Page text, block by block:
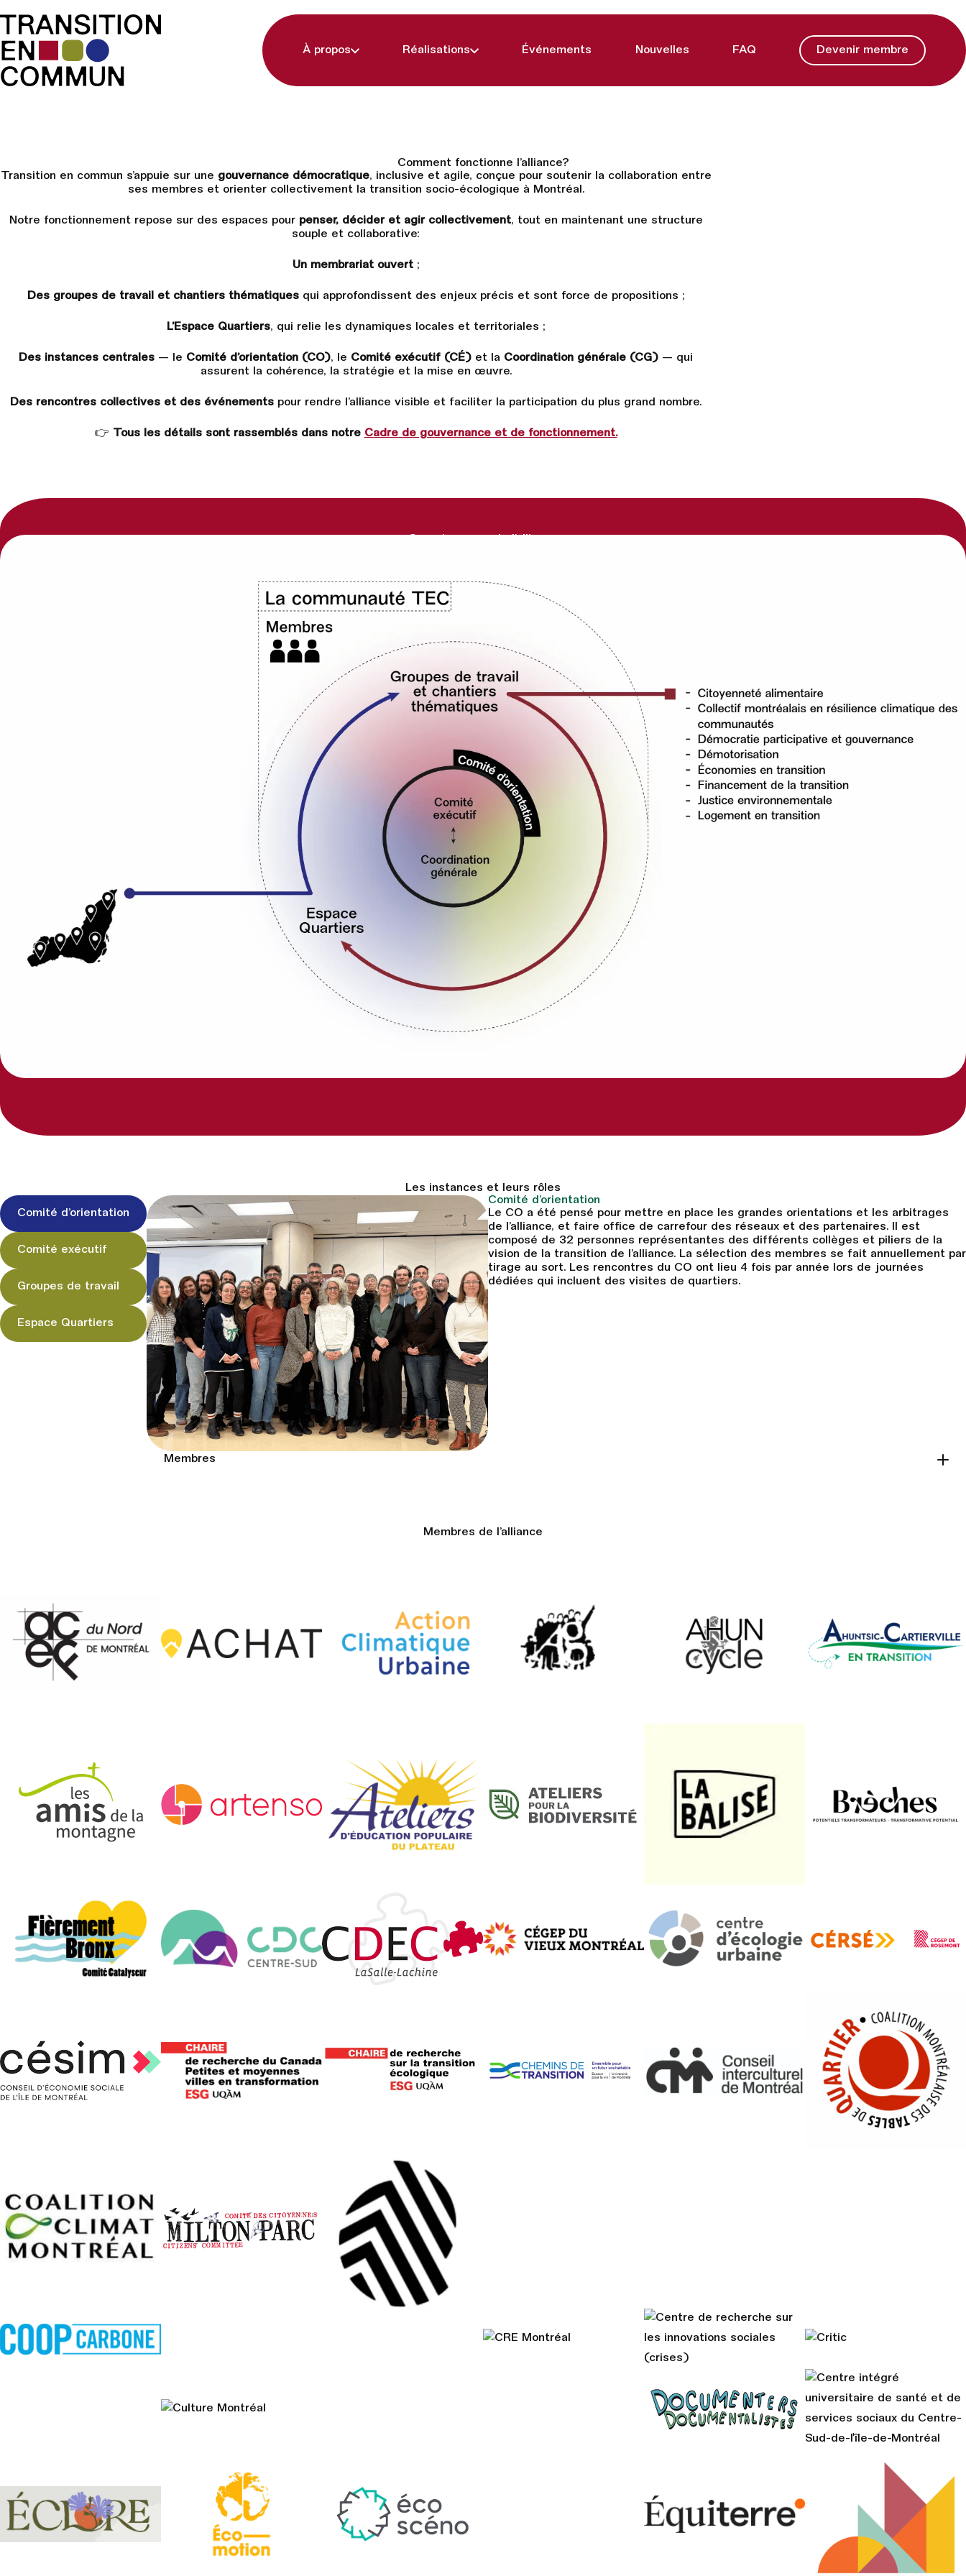
À propos Réalisations Événements Nouvelles FAQ Devenir membre
Comment fonctionne l’alliance?
Transition en commun s’appuie sur une gouvernance démocratique, inclusive et agile, conçue pour soutenir la collaboration entre
ses membres et orienter collectivement la transition socio-écologique à Montréal.
Notre fonctionnement repose sur des espaces pour penser, décider et agir collectivement, tout en maintenant une structure
souple et collaborative:
Un membrariat ouvert ;
Des groupes de travail et chantiers thématiquesqui approfondissent des enjeux précis et sont force de propositions ;
L’Espace Quartiers, qui relie les dynamiques locales et territoriales ;
Des instances centrales — le Comité d’orientation (CO), le Comité exécutif (CÉ) et la Coordination générale (CG) — qui
assurent la cohérence, la stratégie et la mise en œuvre.
Des rencontres collectives et des événements pour rendre l’alliance visible et faciliter la participation du plus grand nombre.
👉 Tous les détails sont rassemblés dans notre Cadre de gouvernance et de fonctionnement.
Les instances et leurs rôles
Comité d’orientation
Comité exécutif
Groupes de travail
Espace Quartiers
Comité d’orientation
Le CO a été pensé pour mettre en place les grandes orientations et les arbitrages
de l’alliance, et faire office de carrefour des réseaux et des partenaires. Il est
composé de 32 personnes représentantes des différents collèges et piliers de la
vision de la transition de l’alliance. La sélection des membres se fait annuellement par
tirage au sort. Les rencontres du CO ont lieu 4 fois par année lors de journées
dédiées qui incluent des visites de quartiers.
Membres
Membres de l’alliance